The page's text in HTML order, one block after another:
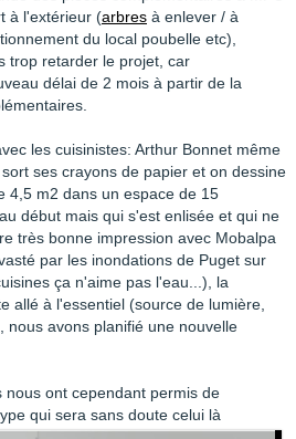
à l'extérieur (arbres à enlever / à
du local poubelle etc),
trop retarder le projet, car
délai de 2 mois à partir de la
les cuisinistes: Arthur Bonnet même
ses crayons de papier et on dessine
4,5 m2 dans un espace de 15
début mais qui s'est enlisée et qui ne
très bonne impression avec Mobalpa
par les inondations de Puget sur
ça n'aime pas l'eau...), la
allé à l'essentiel (source de lumière,
nous avons planifié une nouvelle
nous ont cependant permis de
qui sera sans doute celui là